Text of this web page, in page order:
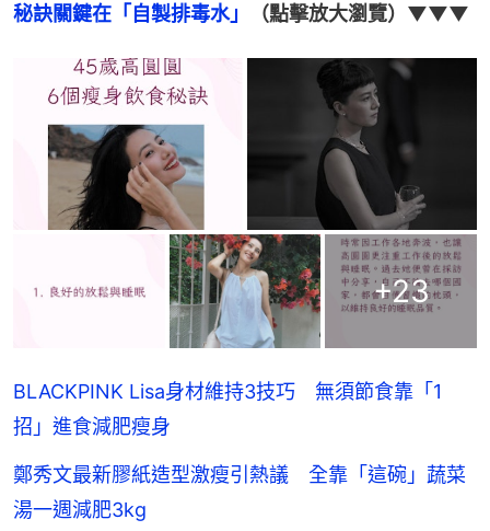
秘訣關鍵在「自製排毒水」
（點擊放大瀏覽）▼▼▼
+23
BLACKPINK Lisa身材維持3技巧 無須節食靠「1
招」進食減肥瘦身
鄭秀文最新膠紙造型激瘦引熱議 全靠「這碗」蔬菜
湯一週減肥3kg